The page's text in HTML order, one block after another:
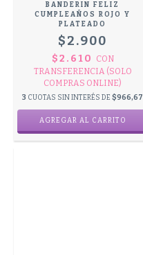
BANDERIN FELIZ
CUMPLEAÑOS ROJO Y
PLATEADO
$2.900
$2.610
CON
TRANSFERENCIA (SOLO
COMPRAS ONLINE)
3 CUOTAS SIN INTERÉS DE $966,67